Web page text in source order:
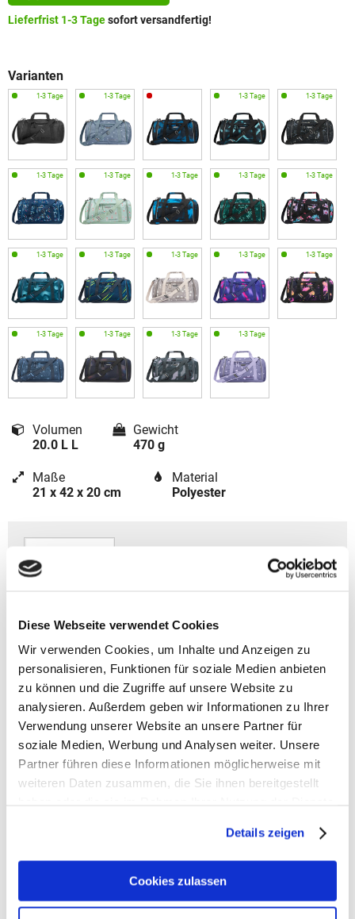
Diese Webseite verwendet Cookies
Wir verwenden Cookies, um Inhalte und Anzeigen zu
personalisieren, Funktionen für soziale Medien anbieten
zu können und die Zugriffe auf unsere Website zu
analysieren. Außerdem geben wir Informationen zu Ihrer
Verwendung unserer Website an unsere Partner für
soziale Medien, Werbung und Analysen weiter. Unsere
Partner führen diese Informationen möglicherweise mit
weiteren Daten zusammen, die Sie ihnen bereitgestellt
Details zeigen
Cookies zulassen
Lieferfrist 1-3 Tagesofort versandfertig!
Varianten
Volumen
20.0 L L
Gewicht
470 g
Maße
21 x 42 x 20 cm
Material
Polyester
Coocazoo Zubehör
Artikelbeschreibung Coocazoo Sporttasche
- Volumen: 20 Liter
- Gewicht: 470 g
- Größe: 21x42x20 cm (HxBxT)
- Trageschlaufe